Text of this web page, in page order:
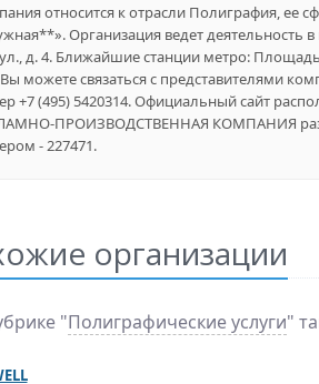
относится к отрасли Полиграфия, ее
Организация ведет деятельность
д. 4. Ближайшие станции метро:
можете связаться с представителями
+7 (495) 5420314. Официальный сайт
ПРОИЗВОДСТВЕННАЯ КОМПАНИЯ
- 227471.
организации
"Полиграфические услуги"